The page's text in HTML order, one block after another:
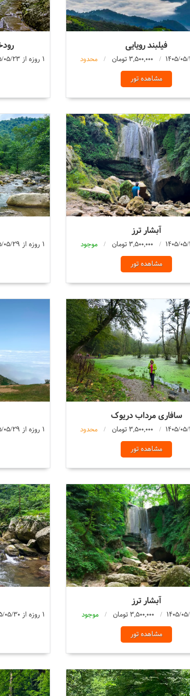
فیلبند رویایی
3,500,000 تومان
محدود
مشاهده تور
1 روزه از 1405/05/23
آبشار ترز
3,500,000 تومان
موجود
مشاهده تور
1 روزه از 1405/05/29
سافاری مرداب دریوک
3,500,000 تومان
محدود
مشاهده تور
1 روزه از 1405/05/29
آبشار ترز
3,500,000 تومان
موجود
مشاهده تور
1 روزه از 1405/05/30